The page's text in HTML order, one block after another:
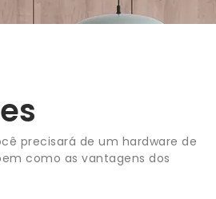
precisará de um hardware de
como as vantagens dos